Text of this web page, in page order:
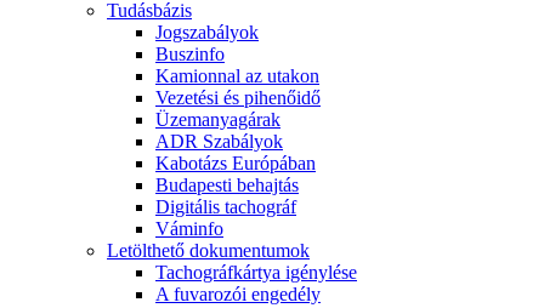
Tudásbázis
Jogszabályok
Buszinfo
Kamionnal az utakon
Vezetési és pihenőidő
Üzemanyagárak
ADR Szabályok
Kabotázs Európában
Budapesti behajtás
Digitális tachográf
Váminfo
Letölthető dokumentumok
Tachográfkártya igénylése
A fuvarozói engedély